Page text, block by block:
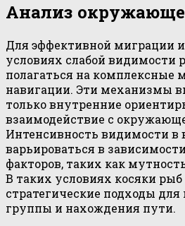
Анализ
Для эффективной миграции
условиях слабой
полагаться на комплексные
навигации. Эти механизмы
только внутренние
взаимодействие с
Интенсивность видимости в
варьироваться в
факторов, таких как
В таких условиях косяки
стратегические подходы
группы и нахождения пути.